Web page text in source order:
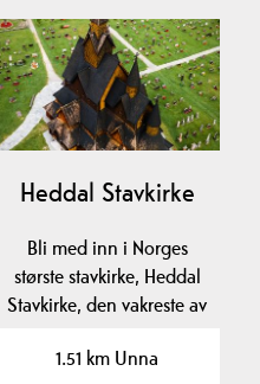
Heddal Stavkirke
Bli med inn i Norges
største stavkirke, Heddal
Stavkirke, den vakreste av
1.51 km Unna